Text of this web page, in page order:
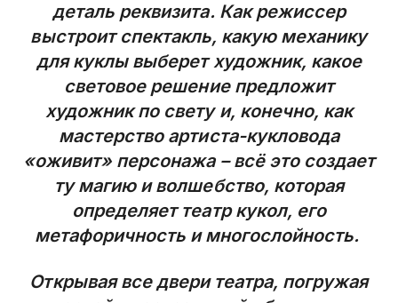
деталь реквизита. Как режиссер
выстроит спектакль, какую механику
для куклы выберет художник, какое
световое решение предложит
художник по свету и, конечно, как
мастерство артиста-кукловода
«оживит» персонажа – всё это создает
ту магию и волшебство, которая
определяет театр кукол, его
метафоричность и многослойность.
Открывая все двери театра, погружая